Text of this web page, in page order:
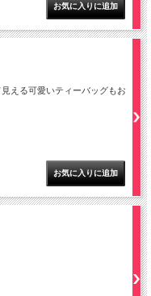
える可愛いティーバッグもお